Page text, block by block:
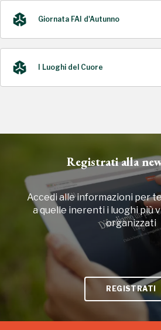
Giornata FAI d'Autunno
I Luoghi del Cuore
Registrati alla
Accedi alle informazioni per
a quelle inerenti i luoghi più
organizzati
REGISTRATI